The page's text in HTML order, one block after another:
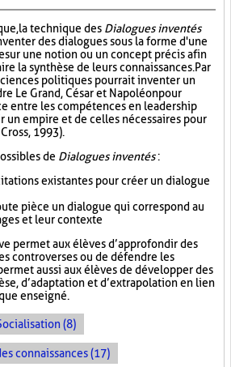
la technique des Dialogues inventés
des dialogues sous la forme d'une
sur une notion ou un concept précis afin
la synthèse de leurs connaissances. Par
politiques pourrait inventer un
Le Grand, César et Napoléon pour
entre les compétences en leadership
un empire et de celles nécessaires pour
1993).
de Dialogues inventés:
existantes pour créer un dialogue
pièce un dialogue qui correspond au
et leur contexte
permet aux élèves d’approfondir des
controverses ou de défendre les
aussi aux élèves de développer des
d’adaptation et d’extrapolation en lien
enseigné.
(8)
connaissances (17)